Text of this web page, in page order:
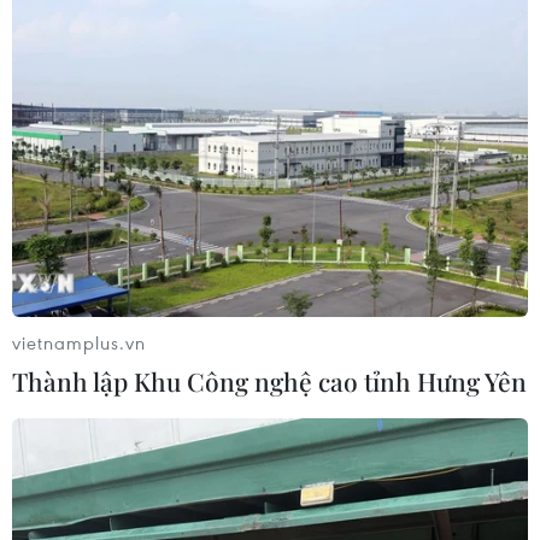
vietnamplus.vn
Thành lập Khu Công nghệ cao tỉnh Hưng Yên